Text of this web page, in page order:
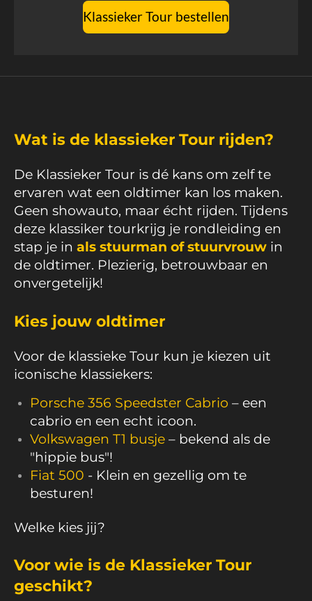
Klassieker Tour bestellen
Wat is de klassieker Tour rijden?
De Klassieker Tour is dé kans om zelf te
ervaren wat een oldtimer kan los maken.
Geen showauto, maar écht rijden. Tijdens
deze klassiker tourkrijg je rondleiding en
stap je in als stuurman of stuurvrouw in
de oldtimer. Plezierig, betrouwbaar en
onvergetelijk!
Kies jouw oldtimer
Voor de klassieke Tour kun je kiezen uit
iconische klassiekers:
Porsche 356 Speedster Cabrio – een
cabrio en een echt icoon.
Volkswagen T1 busje– bekend als de
"hippie bus"!
Fiat 500 - Klein en gezellig om te
besturen!
Welke kies jij?
Voor wie is de Klassieker Tour
geschikt?